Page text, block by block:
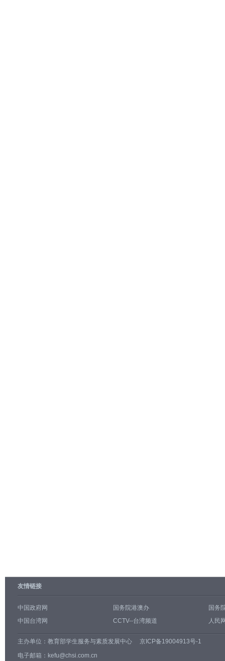
友情链接
中国政府网 国务院港澳办
国务
中国台湾网
CCTV--台湾频道 人民
主办单位： 教育部学生服务与素质发展中心
京ICP备19004913号-1
电子邮箱：kefu@chsi.com.cn